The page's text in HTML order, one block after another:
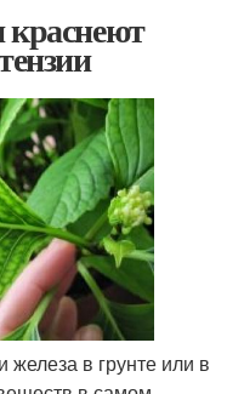
краснеют
железа в грунте или в